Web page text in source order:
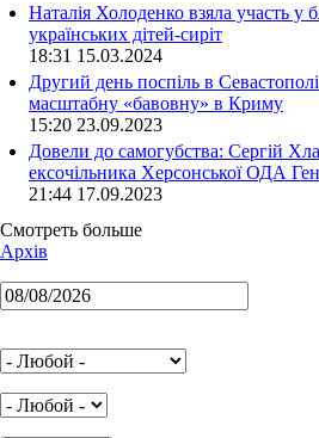
Наталія Холоденко взяла участь у
українських дітей-сиріт
18:31 15.03.2024
Другий день поспіль в
масштабну «бавовну» в Криму
15:20 23.09.2023
Довели до самогубства: Сергій
ексочільника Херсонської ОДА
21:44 17.09.2023
Смотреть больше
Архів